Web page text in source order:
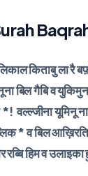
किताबु ला रै
बिल गैबि व
यूमिनू ना
* व बिल
रब्बि हिम व